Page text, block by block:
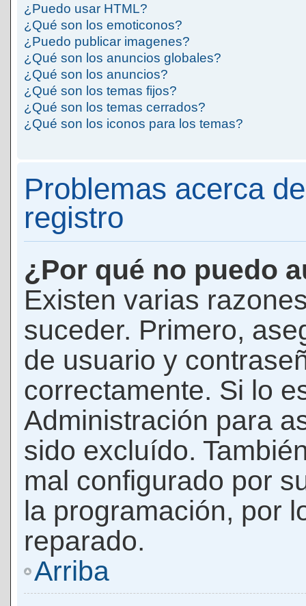
¿Puedo usar HTML?
¿Qué son los emoticonos?
¿Puedo publicar imagenes?
¿Qué son los anuncios globales?
¿Qué son los anuncios?
¿Qué son los temas fijos?
¿Qué son los temas cerrados?
¿Qué son los iconos para los temas?
Problemas acerca
registro
¿Por qué no puedo
Existen varias
suceder. Primero,
de usuario y
correctamente. Si lo
Administración para
sido excluído.
mal configurado por
la programación, por
reparado.
Arriba